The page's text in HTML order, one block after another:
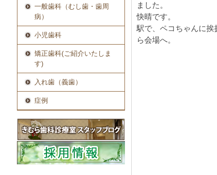
一般歯科（むし歯・歯周
病）
小児歯科
矯正歯科(ご紹介いたしま
す)
入れ歯（義歯）
症例
ました。
快晴です。
駅で、ペコちゃんに挨
ら会場へ。